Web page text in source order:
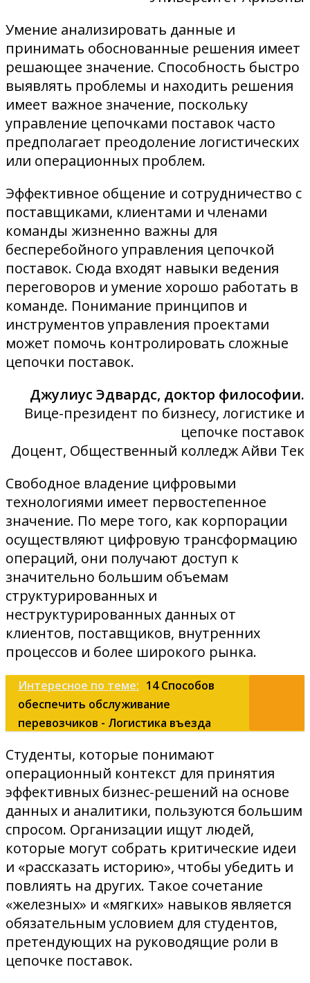
Умение анализировать данные и
принимать обоснованные решения имеет
решающее значение. Способность быстро
выявлять проблемы и находить решения
имеет важное значение, поскольку
управление цепочками поставок часто
предполагает преодоление логистических
или операционных проблем.
Эффективное общение и сотрудничество с
поставщиками, клиентами и членами
команды жизненно важны для
бесперебойного управления цепочкой
поставок. Сюда входят навыки ведения
переговоров и умение хорошо работать в
команде. Понимание принципов и
инструментов управления проектами
может помочь контролировать сложные
цепочки поставок.
Джулиус Эдвардс, доктор философии.
Вице-президент по бизнесу, логистике и
цепочке поставок
Доцент, Общественный колледж Айви Тек
Свободное владение цифровыми
технологиями имеет первостепенное
значение. По мере того, как корпорации
осуществляют цифровую трансформацию
операций, они получают доступ к
значительно большим объемам
структурированных и
неструктурированных данных от
клиентов, поставщиков, внутренних
процессов и более широкого рынка.
Интересное по теме: 14 Способов
обеспечить обслуживание
перевозчиков - Логистика въезда
Студенты, которые понимают
операционный контекст для принятия
эффективных бизнес-решений на основе
данных и аналитики, пользуются большим
спросом. Организации ищут людей,
которые могут собрать критические идеи
и «рассказать историю», чтобы убедить и
повлиять на других. Такое сочетание
«железных» и «мягких» навыков является
обязательным условием для студентов,
претендующих на руководящие роли в
цепочке поставок.